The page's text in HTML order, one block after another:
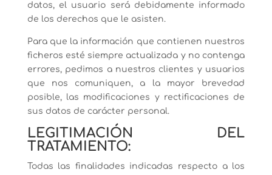
datos, el usuario será debidamente informado
de los derechos que le asisten.
Para que la información que contienen nuestros
ficheros esté siempre actualizada y no contenga
errores, pedimos a nuestros clientes y usuarios
que nos comuniquen, a la mayor brevedad
posible, las modificaciones y rectificaciones de
sus datos de carácter personal.
LEGITIMACIÓN DEL
TRATAMIENTO:
Todas las finalidades indicadas respecto a los